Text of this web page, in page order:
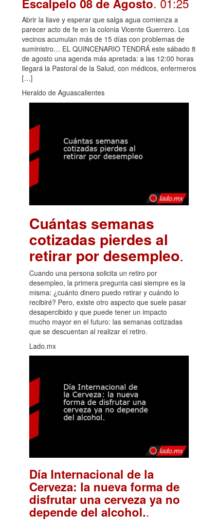
Abrir la llave y esperar que salga agua comienza a
parecer acto de fe en la colonia Vicente Guerrero. Los
vecinos acumulan más de 15 días con problemas de
suministro… EL QUINCENARIO TENDRÁ este sábado 8
de agosto una agenda más apretada: a las 12:00 horas
llegará la Pastoral de la Salud, con médicos, enfermeros
[…]
Heraldo de Aguascalientes
Cuántas semanas
cotizadas pierdes al
retirar por desempleo.
Cuando una persona solicita un retiro por
desempleo, la primera pregunta casi siempre es la
misma: ¿cuánto dinero puedo retirar y cuándo lo
recibiré? Pero, existe otro aspecto que suele pasar
desapercibido y que puede tener un impacto
mucho mayor en el futuro: las semanas cotizadas
que se descuentan al realizar el retiro.
Lado.mx
Día Internacional de la
Cerveza: la nueva forma de
disfrutar una cerveza ya no
depende del alcohol..